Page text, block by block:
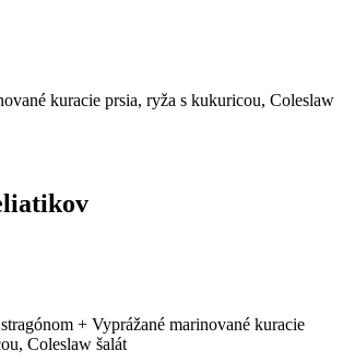
kuracie prsia, ryža s kukuricou, Coleslaw
+ Vyprážané marinované kuracie
Coleslaw šalát